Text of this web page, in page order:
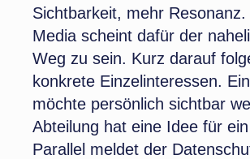
Sichtbarkeit, mehr Resonanz.
Media scheint dafür der
Weg zu sein. Kurz darauf
konkrete Einzelinteressen.
möchte persönlich sichtbar
Abteilung hat eine Idee für
Parallel meldet der